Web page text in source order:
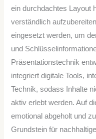
ein durchdachtes Layout
verständlich
eingesetzt werden, um
und
Präsentationstechnik
integriert digitale Tools,
Technik, sodass Inhalte
aktiv erlebt werden. Auf
emotional abgeholt und
Grundstein für